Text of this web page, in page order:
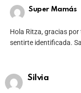
Super Mamás
Hola Ritza, gracias
sentirte identificada.
Silvia